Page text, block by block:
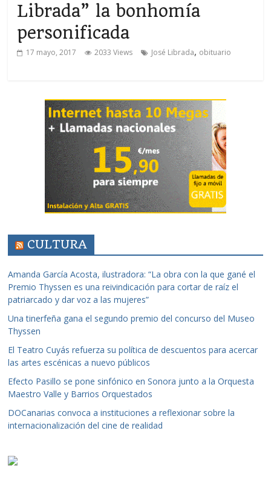
Librada” la bonhomía
personificada
17 mayo, 2017 2033 Views José Librada, obituario
CULTURA
Amanda García Acosta, ilustradora: “La obra con la que gané el
Premio Thyssen es una reivindicación para cortar de raíz el
patriarcado y dar voz a las mujeres”
Una tinerfeña gana el segundo premio del concurso del Museo
Thyssen
El Teatro Cuyás refuerza su política de descuentos para acercar
las artes escénicas a nuevo públicos
Efecto Pasillo se pone sinfónico en Sonora junto a la Orquesta
Maestro Valle y Barrios Orquestados
DOCanarias convoca a instituciones a reflexionar sobre la
internacionalización del cine de realidad